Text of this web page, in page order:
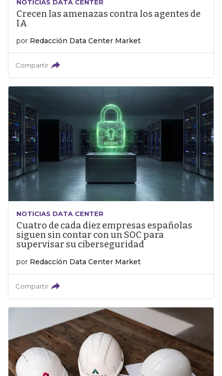
NOTICIAS DATA CENTER
Crecen las amenazas contra los agentes de
IA
por Redacción Data Center Market
Compartir
NOTICIAS DATA CENTER
Cuatro de cada diez empresas españolas
siguen sin contar con un SOC para
supervisar su ciberseguridad
por Redacción Data Center Market
Compartir